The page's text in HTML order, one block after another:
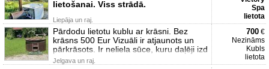
lietošanai. Viss strādā.
Liepāja un raj.
Spa
lietota
Pārdodu lietotu kublu ar krāsni. Bez
krāsns 500 Eur Vizuāli ir atjaunots un
pārkrāsots. Ir neliela sūce, kuru daļēji izd
Jelgava un raj.
700 €
Nezināms
Kubls
lietota